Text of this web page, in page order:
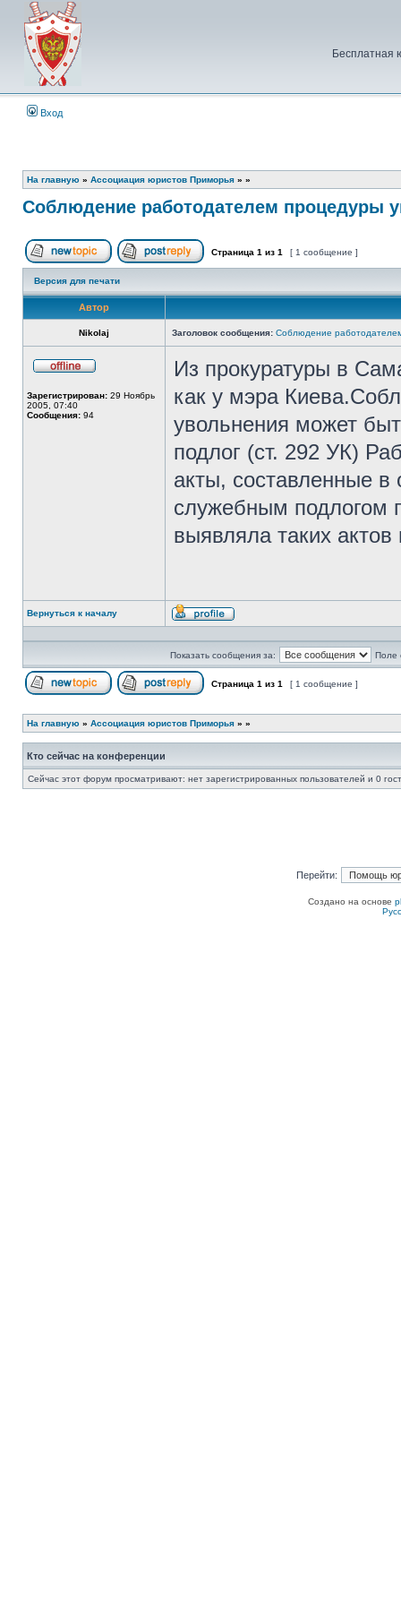
Бесплатная
Вход
На главную » Ассоциация юристов Приморья » »
Соблюдение работодателем процедуры
Начать новую тему Ответить на тему
Страница 1 из 1 [ 1 сообщение ]
Версия для печати
Автор
Nikolaj Заголовок сообщения: Соблюдение
сети
Зарегистрирован: 29 Ноябрь
2005, 07:40
Сообщения: 94
Из прокуратуры в
как у мэра
увольнения может
подлог (ст. 292 УК)
акты, составленные
служебным подлогом
выявляла таких актов
Вернуться к началу
Профиль
Показать сообщения за: Поле
Страница 1 из 1 [ 1 сообщение ]
На главную » Ассоциация юристов Приморья » »
Кто сейчас на конференции
Сейчас этот форум просматривают: нет зарегистрированных пользователей и 0
Перейти:
Создано на основе